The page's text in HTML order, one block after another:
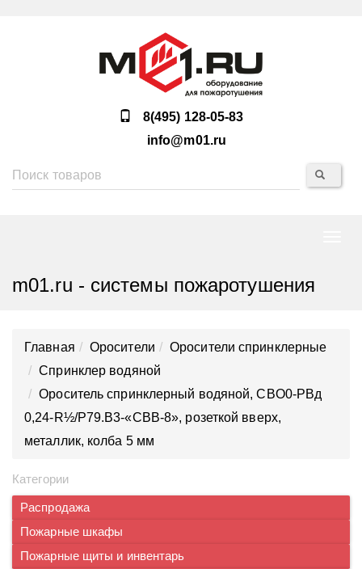
8(495) 128-05-83
info@m01.ru
m01.ru - системы пожаротушения
Главная Оросители
Оросители спринклерные
Спринклер водяной
Ороситель спринклерный водяной, CBO0-PBд
0,24-R½/P79.B3-«CBВ-8», розеткой вверх,
металлик, колба 5 мм
Категории
Распродажа
Пожарные шкафы
Пожарные щиты и инвентарь